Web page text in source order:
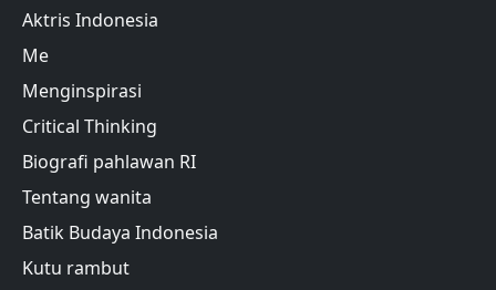
Aktris Indonesia
Me
Menginspirasi
Critical Thinking
Biografi pahlawan RI
Tentang wanita
Batik Budaya Indonesia
Kutu rambut